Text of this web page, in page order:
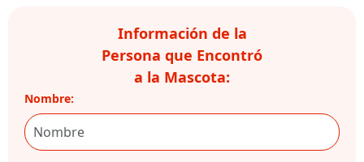
Información de la
Persona que Encontró
a la Mascota:
Nombre: